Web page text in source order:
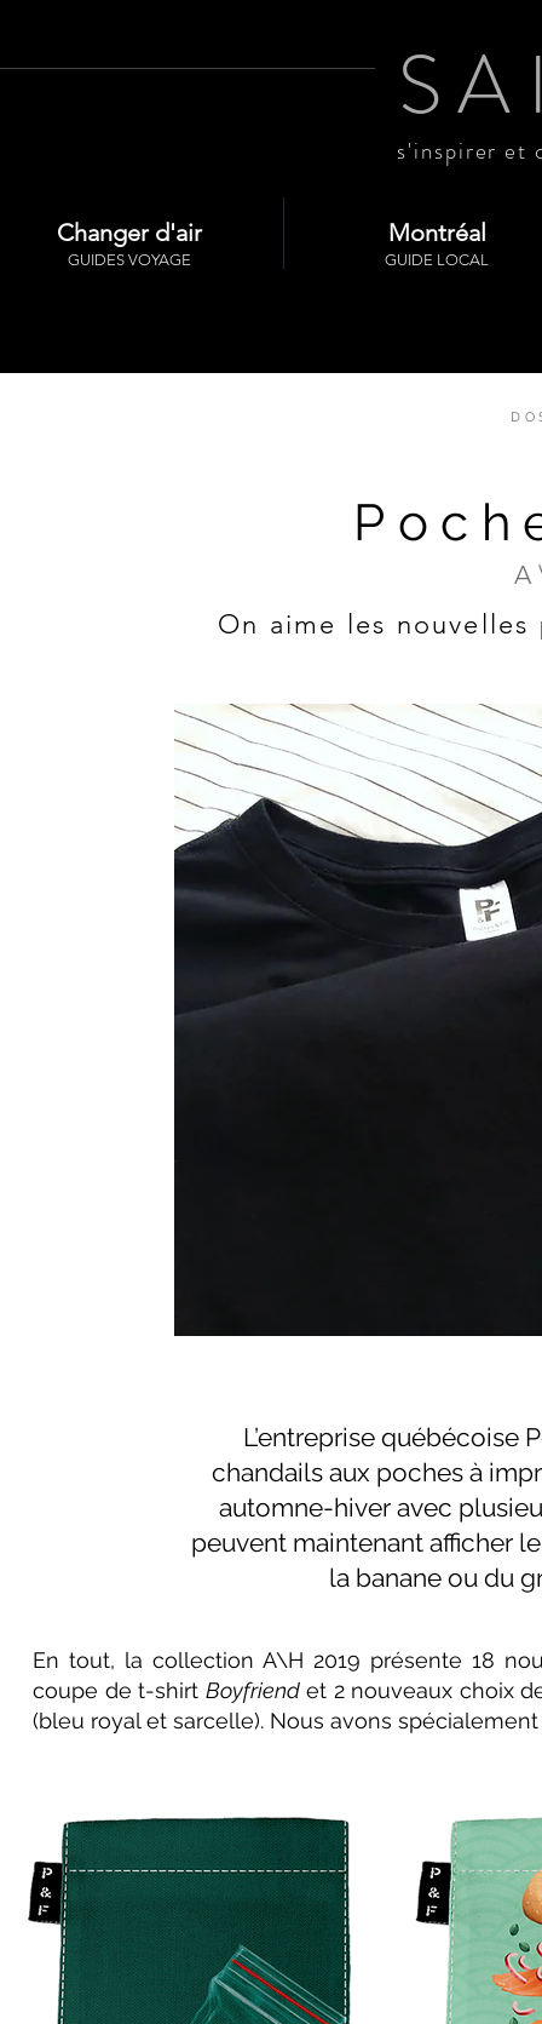
s'inspirer et
Changer d'air Montréal
GUIDE LOCAL
GUIDES VOYAGE
On aime les
L’entreprise québécoise
chandails aux poches à
automne-hiver avec
peuvent maintenant afficher
la banane ou du
En tout, la collection A\H 2019 présente 18
coupe de t-shirt Boyfriendet 2 nouveaux choix
(bleu royal et sarcelle). Nous avons